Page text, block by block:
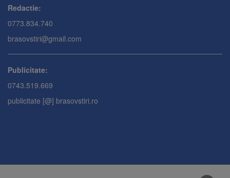
Redactie:
0773.834.740
brasovstiri@gmail.com
Publicitate:
0743.519.669
publicitate [@] brasovstiri.ro